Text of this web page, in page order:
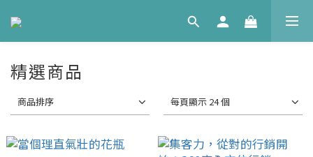
精選商品
商品排序 每頁顯示 24 個